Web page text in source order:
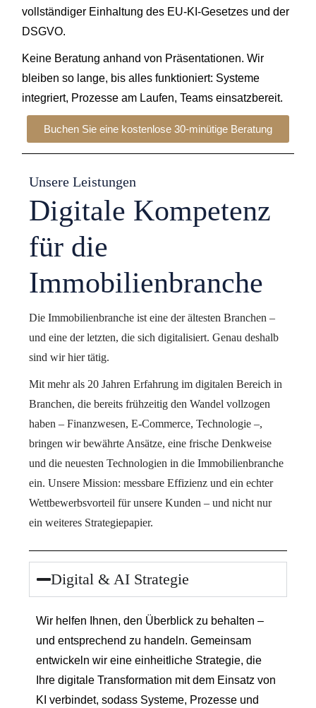
vollständiger Einhaltung des EU-KI-Gesetzes und der
DSGVO.
Keine Beratung anhand von Präsentationen. Wir
bleiben so lange, bis alles funktioniert: Systeme
integriert, Prozesse am Laufen, Teams einsatzbereit.
Buchen Sie eine kostenlose 30-minütige Beratung​
Unsere Leistungen
Digitale Kompetenz
für die
Immobilienbranche
Die Immobilienbranche ist eine der ältesten Branchen –
und eine der letzten, die sich digitalisiert. Genau deshalb
sind wir hier tätig.
Mit mehr als 20 Jahren Erfahrung im digitalen Bereich in
Branchen, die bereits frühzeitig den Wandel vollzogen
haben – Finanzwesen, E-Commerce, Technologie –,
bringen wir bewährte Ansätze, eine frische Denkweise
und die neuesten Technologien in die Immobilienbranche
ein. Unsere Mission: messbare Effizienz und ein echter
Wettbewerbsvorteil für unsere Kunden – und nicht nur
ein weiteres Strategiepapier.
Digital & AI Strategie
Wir helfen Ihnen, den Überblick zu behalten –
und entsprechend zu handeln. Gemeinsam
entwickeln wir eine einheitliche Strategie, die
Ihre digitale Transformation mit dem Einsatz von
KI verbindet, sodass Systeme, Prozesse und